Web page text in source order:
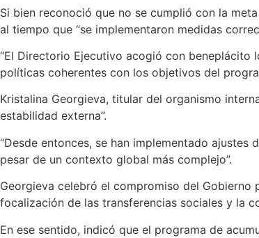
Si bien reconoció que no se cumplió con la
al tiempo que “se implementaron medidas
“El Directorio Ejecutivo acogió con beneplácito
políticas coherentes con los objetivos del
Kristalina Georgieva, titular del organismo
estabilidad externa”.
“Desde entonces, se han implementado
pesar de un contexto global más complejo”.
Georgieva celebró el compromiso del Gobierno
focalización de las transferencias sociales y la
En ese sentido, indicó que el programa de